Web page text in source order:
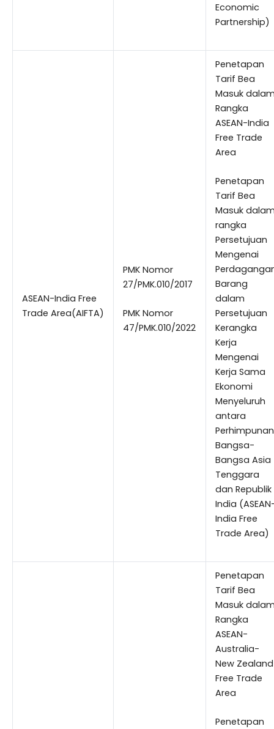
Economic
Partnership)
ASEAN-India Free
Trade Area(AIFTA)
PMK Nomor
27/PMK.010/2017
PMK Nomor
47/PMK.010/2022
Penetapan
Tarif Bea
Masuk
Rangka
ASEAN-India
Free Trade
Area
Penetapan
Tarif Bea
Masuk
rangka
Persetujuan
Mengenai
Barang
dalam
Persetujuan
Kerangka
Kerja
Mengenai
Kerja Sama
Ekonomi
Menyeluruh
antara
Perhimpunan
Bangsa-
Bangsa Asia
Tenggara
dan Republik
India
India Free
Trade Area)
Penetapan
Tarif Bea
Masuk
Rangka
ASEAN-
Australia-
New Zealand
Free Trade
Area
Penetapan